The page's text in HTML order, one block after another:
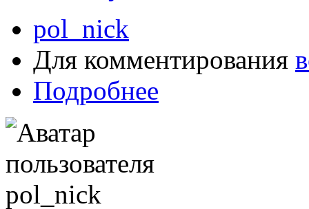
pol_nick
Для комментирования
Подробнее